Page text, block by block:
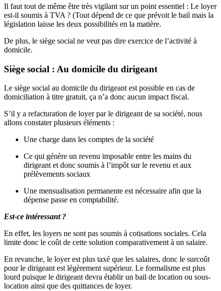
Il faut tout de même être très vigilant sur un point essentiel : Le loyer
est-il soumis à TVA ? (Tout dépend de ce que prévoit le bail mais la
législation laisse les deux possibilités en la matière.
De plus, le siège social ne veut pas dire exercice de l’activité à
domicile.
Siège social : Au domicile du dirigeant
Le siège social au domicile du dirigeant est possible en cas de
domiciliation à titre gratuit, ça n’a donc aucun impact fiscal.
S’il y a refacturation de loyer par le dirigeant de sa société, nous
allons constater plusieurs éléments :
Une charge dans les comptes de la société
Ce qui génère un revenu imposable entre les mains du
dirigeant et donc soumis à l’impôt sur le revenu et aux
prélèvements sociaux
Une mensualisation permanente est nécessaire afin que la
dépense passe en comptabilité.
Est-ce intéressant ?
En effet, les loyers ne sont pas soumis à cotisations sociales. Cela
limite donc le coût de cette solution comparativement à un salaire.
En revanche, le loyer est plus taxé que les salaires, donc le surcoût
pour le dirigeant est légèrement supérieur. Le formalisme est plus
lourd puisque le dirigeant devra établir un bail de location ou sous-
location ainsi que des quittances de loyer.